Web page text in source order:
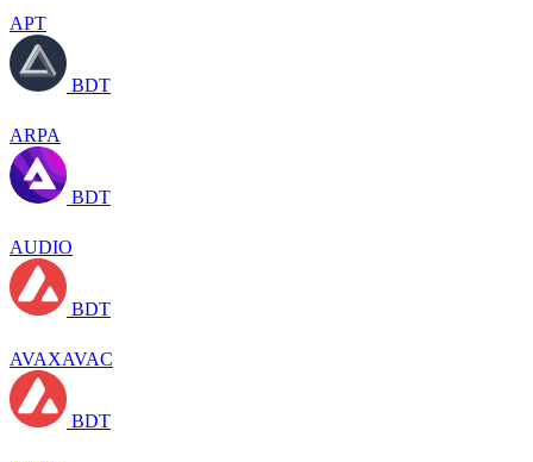
APT
BDT
ARPA
BDT
AUDIO
BDT
AVAXAVAC
BDT